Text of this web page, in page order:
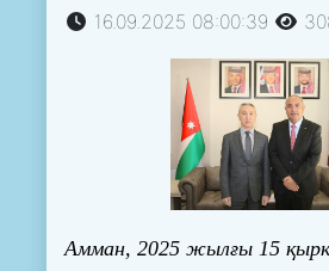
16.09.2025 08:00:39
Амман, 2025 жылғы 15